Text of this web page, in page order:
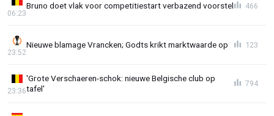
Bruno doet vlak voor competitiestart verbazend voorstel
06:23
466
Nieuwe blamage Vrancken; Godts krikt marktwaarde op
23:52
123
'Grote Verschaeren-schok: nieuwe Belgische club op
tafel'
23:36
794